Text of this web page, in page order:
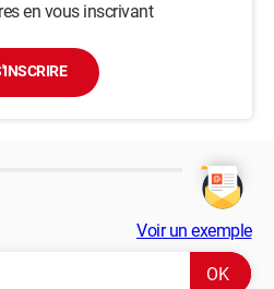
en vous inscrivant
Voir un exemple